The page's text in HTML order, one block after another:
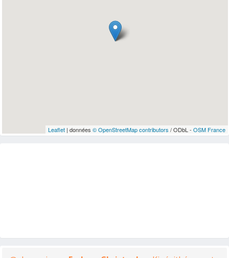
Leaflet| données © OpenStreetMap contributors / ODbL - OSM France